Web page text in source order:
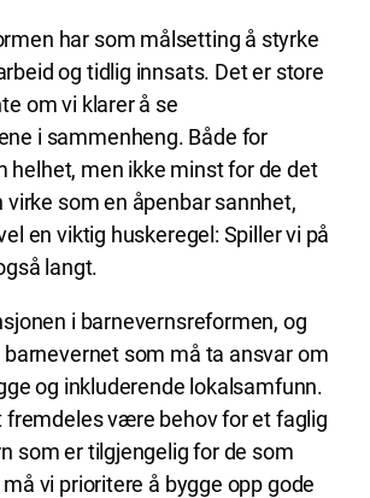
har som målsetting å styrke
og tidlig innsats. Det er store
om vi klarer å se
i sammenheng. Både for
helhet, men ikke minst for de det
virke som en åpenbar sannhet,
en viktig huskeregel: Spiller vi på
langt.
i barnevernsreformen, og
som må ta ansvar om
og inkluderende lokalsamfunn.
fremdeles være behov for et faglig
som er tilgjengelig for de som
vi prioritere å bygge opp gode